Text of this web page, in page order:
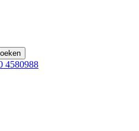
4580988